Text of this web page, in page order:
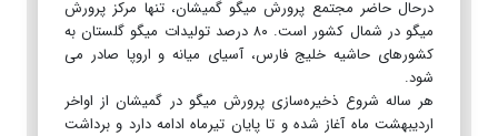
درحال حاضر مجتمع پرورش میگو گمیشان، تنها مرکز پرورش
میگو در شمال کشور است. ۸۰ درصد تولیدات میگو گلستان به
کشورهای حاشیه خلیج فارس، آسیای میانه و اروپا صادر می
شود.
هر ساله شروع ذخیره‌سازی پرورش میگو در گمیشان از اواخر
اردیبهشت ماه آغاز شده و تا پایان تیرماه ادامه دارد‌ و برداشت